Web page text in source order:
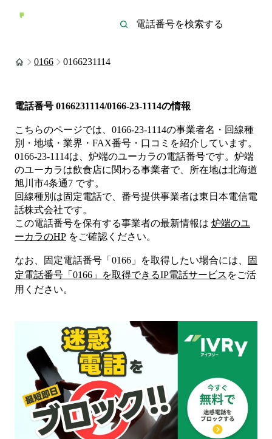
0166 0166231114
電話番号 0166231114/0166-23-1114の情報
こちらのページでは、 0166-23-1114の事業者名・回線種
別・地域・業界・FAX番号・口コミを紹介しています。
0166-23-1114は、 炉端のユーカラの電話番号です。 炉端
のユーカラは飲食店に関わる事業者で、所在地は北海道
旭川市4条通7 です。
回線種別は固定電話で、番号提供事業者は東日本電信電
話株式会社です。
この電話番号を保有する事業者の最新情報は 炉端のユ
ーカラのHP をご確認ください。
なお、固定電話番号「 0166 」を取得したい場合には、
固
定電話番号「 0166 」を取得できるIP電話サービス をご活
用ください。